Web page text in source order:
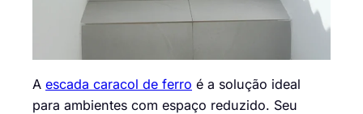
A escada caracol de ferro é a solução ideal
para ambientes com espaço reduzido. Seu